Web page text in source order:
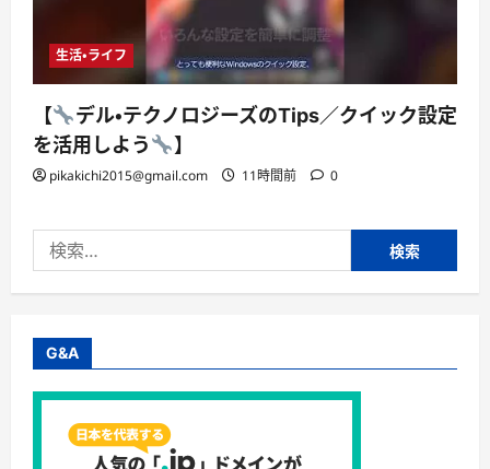
生活・ライフ
【
デル・テクノロジーズのTips／クイック設定
を活用しよう
】
pikakichi2015@gmail.com 11時間前 0
索:
G&A